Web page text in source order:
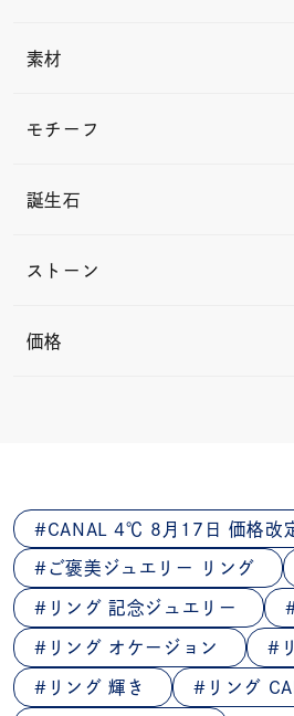
素材
モチーフ
誕生石
ストーン
価格
CANAL 4℃ 8月17日 価格改
ご褒美ジュエリー リング
リング 記念ジュエリー
リング オケージョン
リング 輝き リング